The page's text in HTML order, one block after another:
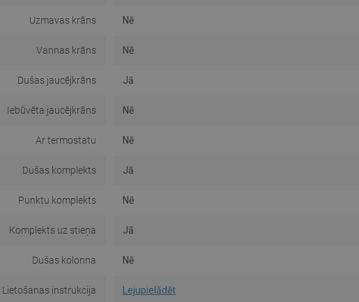
Uzmavas krāns Nē
Vannas krāns Nē
Dušas jaucējkrāns Jā
Iebūvēta jaucējkrāns Nē
Ar termostatu Nē
Dušas komplekts Jā
Punktu komplekts Nē
Komplekts uz stieņa Jā
Dušas kolonna Nē
Lietošanas instrukcija Lejupielādēt